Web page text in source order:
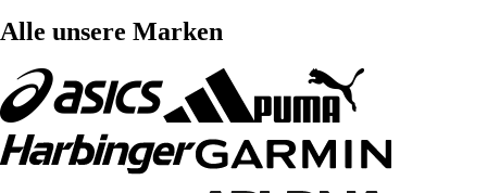
Alle unsere Marken